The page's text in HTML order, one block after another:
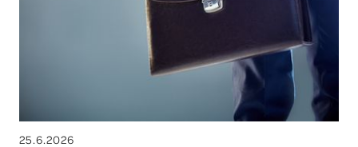
25.6.2026